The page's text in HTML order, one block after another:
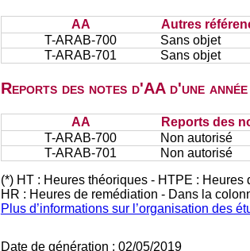
AA
Autres
T-ARAB-700
Sans objet
T-ARAB-701
Sans objet
Reports des notes d'AA d'une
AA
Reports des
T-ARAB-700
Non autorisé
T-ARAB-701
Non autorisé
(*) HT : Heures théoriques - HTPE :
HR : Heures de remédiation - Dans la
Plus d’informations sur l’organisation des
Date de génération : 02/05/2019